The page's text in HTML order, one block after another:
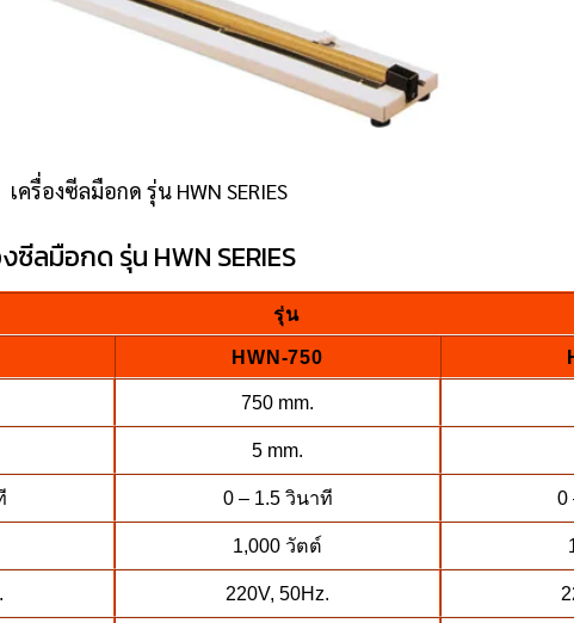
เครื่องซีลมือกด รุ่น HWN SERIES
ลมือกด รุ่น HWN SERIES
รุ่น
HWN-750
750 mm.
5 mm.
0 – 1.5 วินาที 0
1,000 วัตต์
220V, 50Hz.